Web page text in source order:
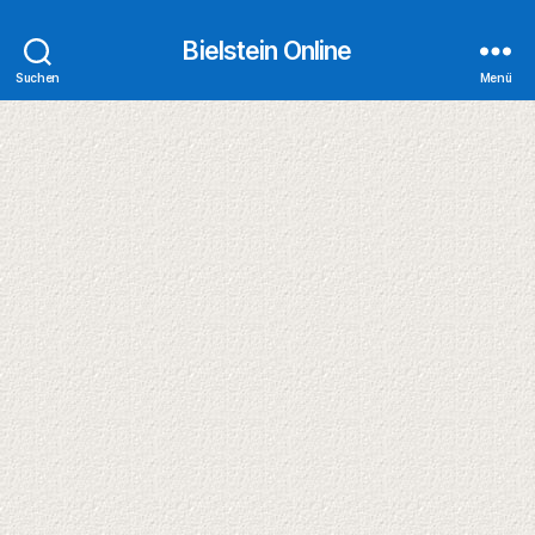
Suchen
Bielstein Online
Menü